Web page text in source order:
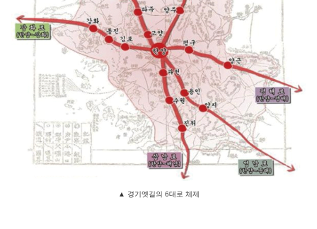
▲ 경기옛길의 6대로 체제